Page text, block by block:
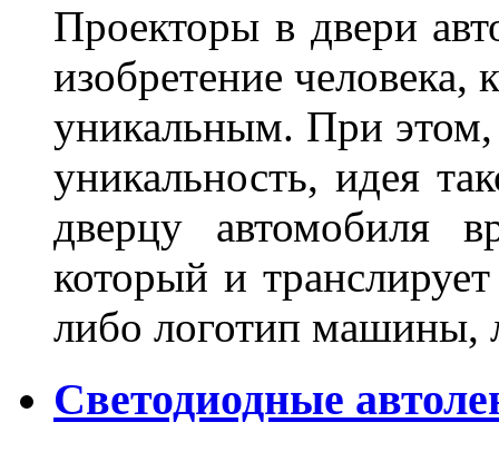
Проекторы в двери
изобретение человека,
уникальным. При этом,
уникальность, идея
дверцу автомобиля
который и
либо логотип машины,
Светодиодные